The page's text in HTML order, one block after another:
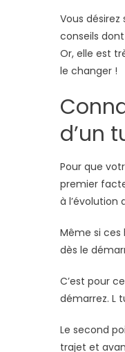
Vous
conseils
Or, elle est
le changer !
d’un
Pour que
premier
à l’évolution
Même si
dès le
C’est pour
démarrez. L
Le second
trajet et